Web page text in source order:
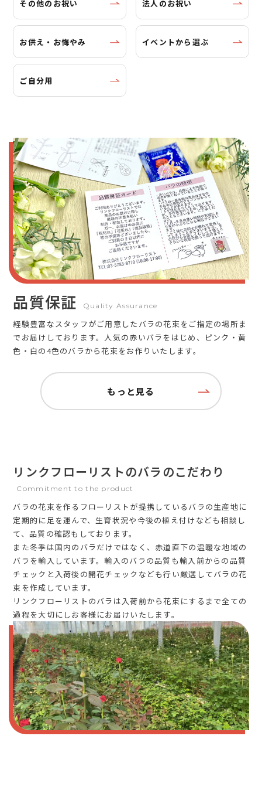
その他のお祝い 法人のお祝い
お供え・お悔やみ イベントから選ぶ
ご自分用
品質保証 Quality Assurance
経験豊富なスタッフがご用意したバラの花束をご指定の場所ま
でお届けしております。人気の赤いバラをはじめ、ピンク・黄
色・白の4色のバラから花束をお作りいたします。
もっと見る
リンクフローリストのバラのこだわり
Commitment to the product
バラの花束を作るフローリストが提携しているバラの生産地に
定期的に足を運んで、生育状況や今後の植え付けなども相談し
て、品質の確認もしております。
また冬季は国内のバラだけではなく、赤道直下の温暖な地域の
バラを輸入しています。輸入のバラの品質も輸入前からの品質
チェックと入荷後の開花チェックなども行い厳選してバラの花
束を作成しています。
リンクフローリストのバラは入荷前から花束にするまで全ての
過程を大切にしお客様にお届けいたします。